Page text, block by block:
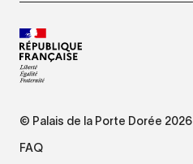
© Palais de la Porte Dorée 2026
FAQ